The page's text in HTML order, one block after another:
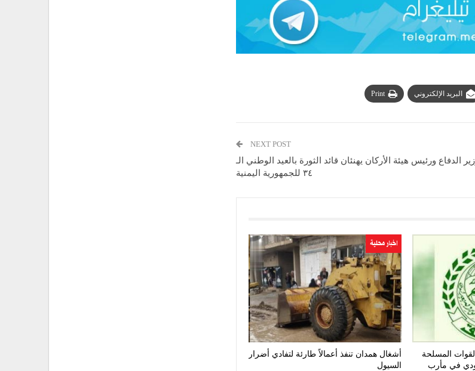
البريد الإلكتروني Print
NEXT POST
الدفاع ورئيس هيئة الأركان يهنئان قائد الثورة بالعيد الوطني الـ
٣٤ للجمهورية اليمنية
المسلحة
في مأرب
اخبار محلية
أشغال همدان تنفذ أعمالاً طارئة لتفادي أضرار
السيول